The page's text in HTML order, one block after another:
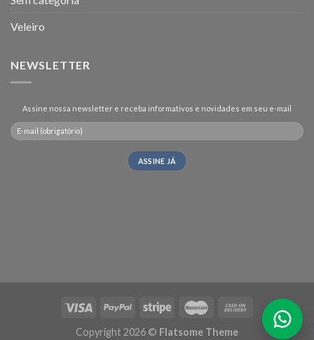
Veleiro
NEWSLETTER
Assine nossa newsletter e receba informativos e novidades em seu e-mail
Copyright 2026 © Flatsome Theme